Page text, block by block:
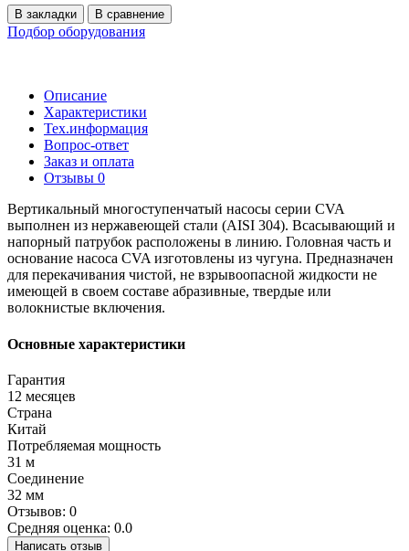
В закладки В сравнение
Подбор оборудования
Описание
Характеристики
Тех.информация
Вопрос-ответ
Заказ и оплата
Отзывы 0
Вертикальный многоступенчатый насосы серии CVA
выполнен из нержавеющей стали (AISI 304). Всасывающий и
напорный патрубок расположены в линию. Головная часть и
основание насоса CVA изготовлены из чугуна. Предназначен
для перекачивания чистой, не взрывоопасной жидкости не
имеющей в своем составе абразивные, твердые или
волокнистые включения.
Основные характеристики
Гарантия
12 месяцев
Страна
Китай
Потребляемая мощность
31 м
Соединение
32 мм
Отзывов: 0
Средняя оценка: 0.0
Написать отзыв